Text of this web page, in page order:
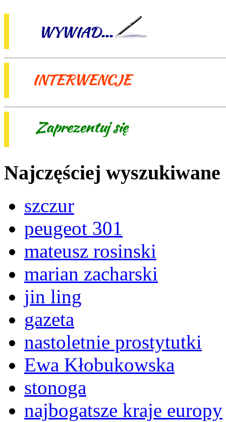
Najczęściej wyszukiwane
szczur
peugeot 301
mateusz rosinski
marian zacharski
jin ling
gazeta
nastoletnie prostytutki
Ewa Kłobukowska
stonoga
najbogatsze kraje europy